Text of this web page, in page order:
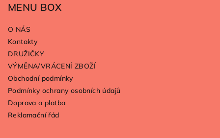
MENU BOX
O NÁS
Kontakty
DRUŽIČKY
VÝMĚNA/VRÁCENÍ ZBOŽÍ
Obchodní podmínky
Podmínky ochrany osobních údajů
Doprava a platba
Reklamační řád